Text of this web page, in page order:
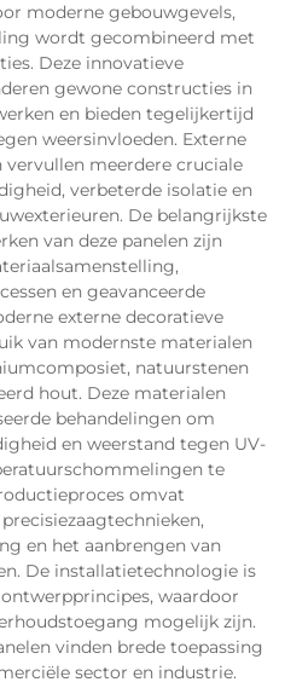
moderne gebouwgevels,
wordt gecombineerd met
Deze innovatieve
gewone constructies in
en bieden tegelijkertijd
weersinvloeden. Externe
vervullen meerdere cruciale
verbeterde isolatie en
De belangrijkste
van deze panelen zijn
en geavanceerde
externe decoratieve
van modernste materialen
natuurstenen
hout. Deze materialen
behandelingen om
en weerstand tegen UV-
te
omvat
en het aanbrengen van
De installatietechnologie is
waardoor
mogelijk zijn.
vinden brede toepassing
sector en industrie.